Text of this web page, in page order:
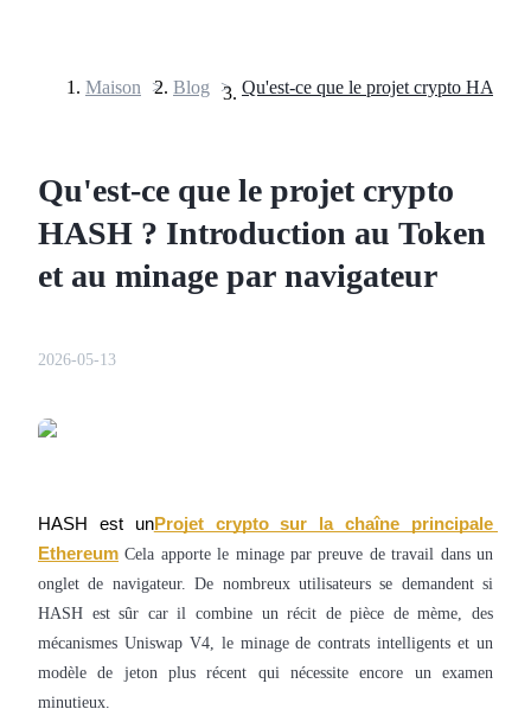
Futures USDT
Futures COIN-M
Contrats à terme sur crypto-monnaie
Maison > Blog >
Qu'est-ce que le projet crypto
HASH ? Introduction au Token
et au minage par navigateur
2026-05-13
HASH est unProjet crypto sur la chaîne principale
Ethereum Cela apporte le minage par preuve de travail dans un
onglet de navigateur. De nombreux utilisateurs se demandent si
HASH est sûr car il combine un récit de pièce de mème, des
mécanismes Uniswap V4, le minage de contrats intelligents et un
modèle de jeton plus récent qui nécessite encore un examen
minutieux.